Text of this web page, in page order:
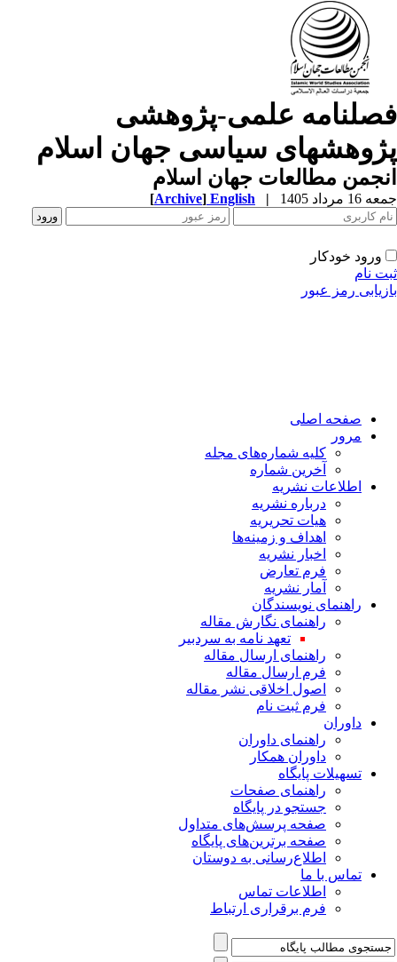
علمی-پژوهشی
سیاسی جهان اسلام
مطالعات جهان اسلام
مرداد 1405 |
English
[Archive]
ورود خودکار
نام
رمز عبور
صفحه اصلی
مرور
کلیه شماره‌های مجله
آخرین شماره
اطلاعات نشریه
درباره نشریه
هیات تحریریه
اهداف و زمینه‌ها
اخبار نشریه
فرم تعارض
آمار نشریه
راهنمای نویسندگان
راهنمای نگارش مقاله
تعهد نامه به سردبیر
راهنمای ارسال مقاله
فرم ارسال مقاله
اصول اخلاقی نشر مقاله
فرم ثبت نام
داوران
راهنمای داوران
داوران همکار
تسهیلات پایگاه
راهنمای صفحات
جستجو در پایگاه
صفحه پرسش‌های متداول
صفحه برترین‌های پایگاه
اطلاع‌رسانی به دوستان
تماس با ما
اطلاعات تماس
فرم برقراری ارتباط